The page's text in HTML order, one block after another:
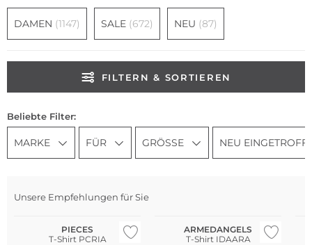
DAMEN (1147) SALE (672) NEU (87)
FILTERN & SORTIEREN
Beliebte Filter:
MARKE FÜR GRÖSSE NEU
Unsere Empfehlungen für Sie
Nachhaltig
PIECES
T-Shirt PCRIA
ARMEDANGELS
T-Shirt IDAARA